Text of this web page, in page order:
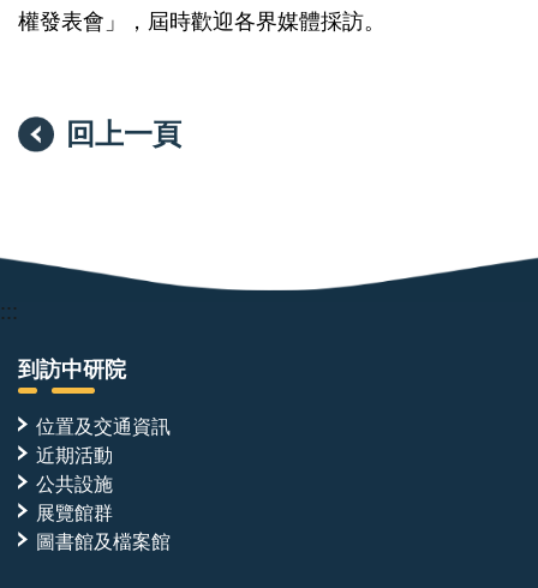
權發表會」，屆時歡迎各界媒體採訪。
回上一頁
:::
到訪中研院
位置及交通資訊
近期活動
公共設施
展覽館群
圖書館及檔案館